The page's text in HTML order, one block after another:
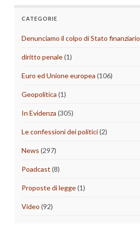
CATEGORIE
Denunciamo il colpo di Stato finanziario
diritto penale(1)
Euro ed Unione europea (106)
Geopolitica (1)
In Evidenza (305)
Le confessioni dei politici(2)
News (297)
Poadcast (8)
Proposte di legge(1)
Video (92)